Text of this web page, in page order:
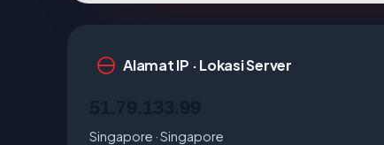
Alamat IP · Lokasi Server
Singapore · Singapore